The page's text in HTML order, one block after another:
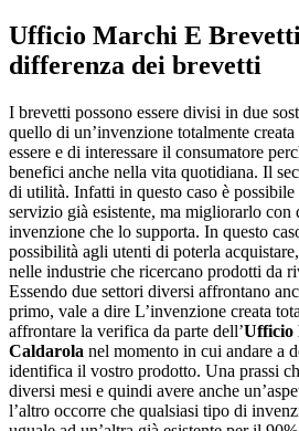
Ufficio Marchi E
differenza dei brevetti
I brevetti possono essere divisi in due
quello di un’invenzione totalmente
essere e di interessare il consumatore
benefici anche nella vita quotidiana. Il
di utilità. Infatti in questo caso è
servizio già esistente, ma migliorarlo con
invenzione che lo supporta. In questo
possibilità agli utenti di poterla
nelle industrie che ricercano prodotti da
Essendo due settori diversi affrontano
primo, vale a dire L’invenzione creata
affrontare la verifica da parte dell’Ufficio
Caldarola nel momento in cui andare a
identifica il vostro prodotto. Una prassi
diversi mesi e quindi avere anche
l’altro occorre che qualsiasi tipo di